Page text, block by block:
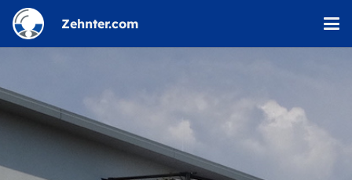
Zehnter.com